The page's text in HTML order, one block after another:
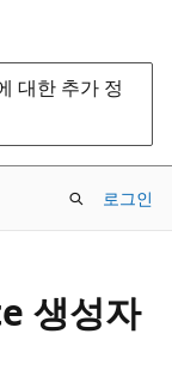
대한 추가 정
로그인
생성자